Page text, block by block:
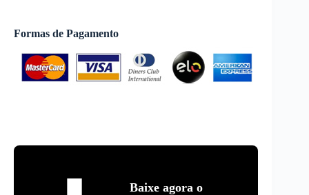
Formas de Pagamento
Baixe agora o